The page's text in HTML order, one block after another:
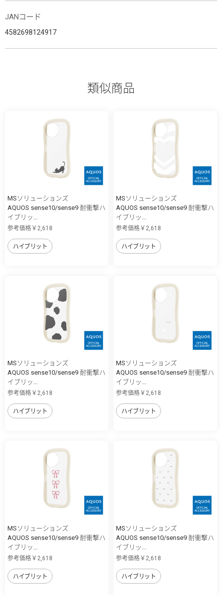
JANコード
4582698124917
類似商品
MSソリューションズ
AQUOS sense10/sense9 耐衝撃ハ
イブリッ...
参考価格￥2,618
ハイブリット
MSソリューションズ
AQUOS sense10/sense9 耐衝撃ハ
イブリッ...
参考価格￥2,618
ハイブリット
MSソリューションズ
AQUOS sense10/sense9 耐衝撃ハ
イブリッ...
参考価格￥2,618
ハイブリット
MSソリューションズ
AQUOS sense10/sense9 耐衝撃ハ
イブリッ...
参考価格￥2,618
ハイブリット
MSソリューションズ
AQUOS sense10/sense9 耐衝撃ハ
イブリッ...
参考価格￥2,618
ハイブリット
MSソリューションズ
AQUOS sense10/sense9 耐衝撃ハ
イブリッ...
参考価格￥2,618
ハイブリット